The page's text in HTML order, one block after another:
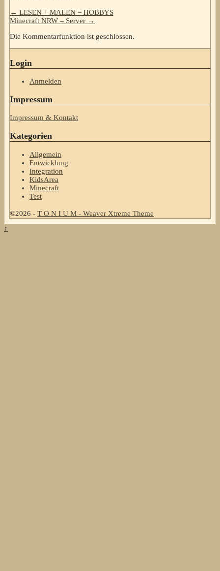
← LESEN + MALEN = HOBBYS
Minecraft NRW – Server →
Die Kommentarfunktion ist geschlossen.
Login
Anmelden
Impressum
Impressum & Kontakt
Kategorien
Allgemein
Entwicklung
Integration
KidsArea
Minecraft
Test
©2026 - T O N I U M - Weaver Xtreme Theme
↑